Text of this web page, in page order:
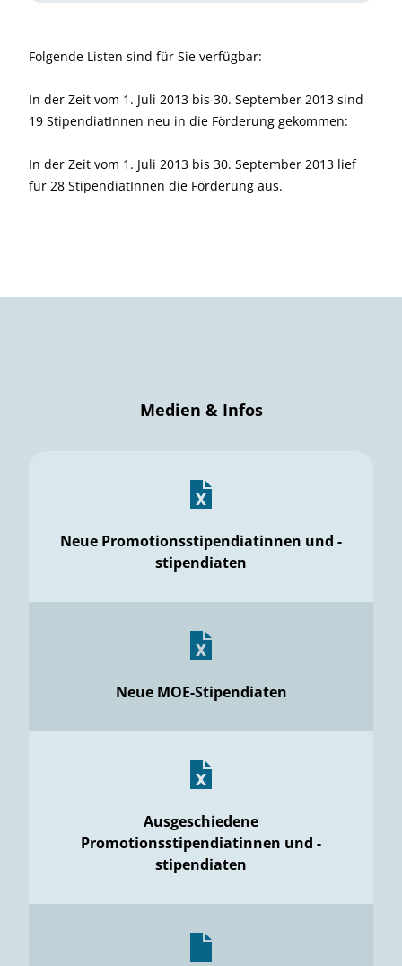
Folgende Listen sind für Sie verfügbar:
In der Zeit vom 1. Juli 2013 bis 30. September 2013 sind
19 StipendiatInnen neu in die Förderung gekommen:
In der Zeit vom 1. Juli 2013 bis 30. September 2013 lief
für 28 StipendiatInnen die Förderung aus.
Medien & Infos
Neue Promotionsstipendiatinnen und -
stipendiaten
Neue MOE-Stipendiaten
Ausgeschiedene
Promotionsstipendiatinnen und -
stipendiaten